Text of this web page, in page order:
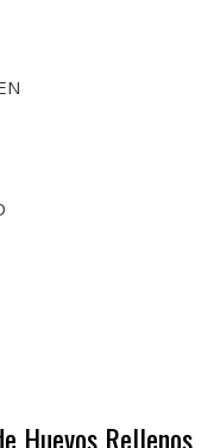
Huevos Rellenos